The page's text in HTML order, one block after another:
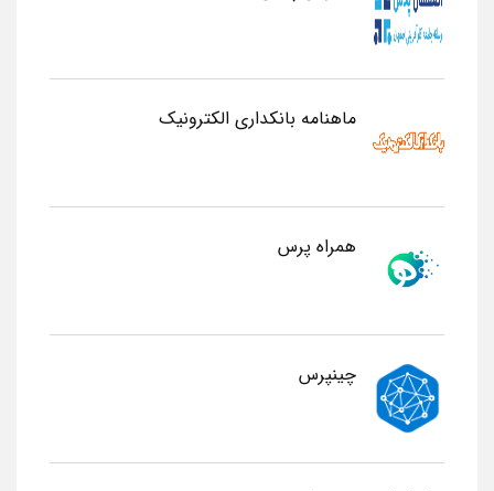
ماهنامه بانکداری الکترونیک
همراه پرس
چینپرس